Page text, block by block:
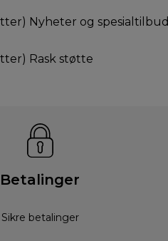
Nyheter og spesialtilbud
Rask støtte
Betalinger
Sikre betalinger